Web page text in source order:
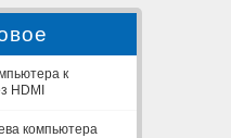
к
HDMI
компьютера